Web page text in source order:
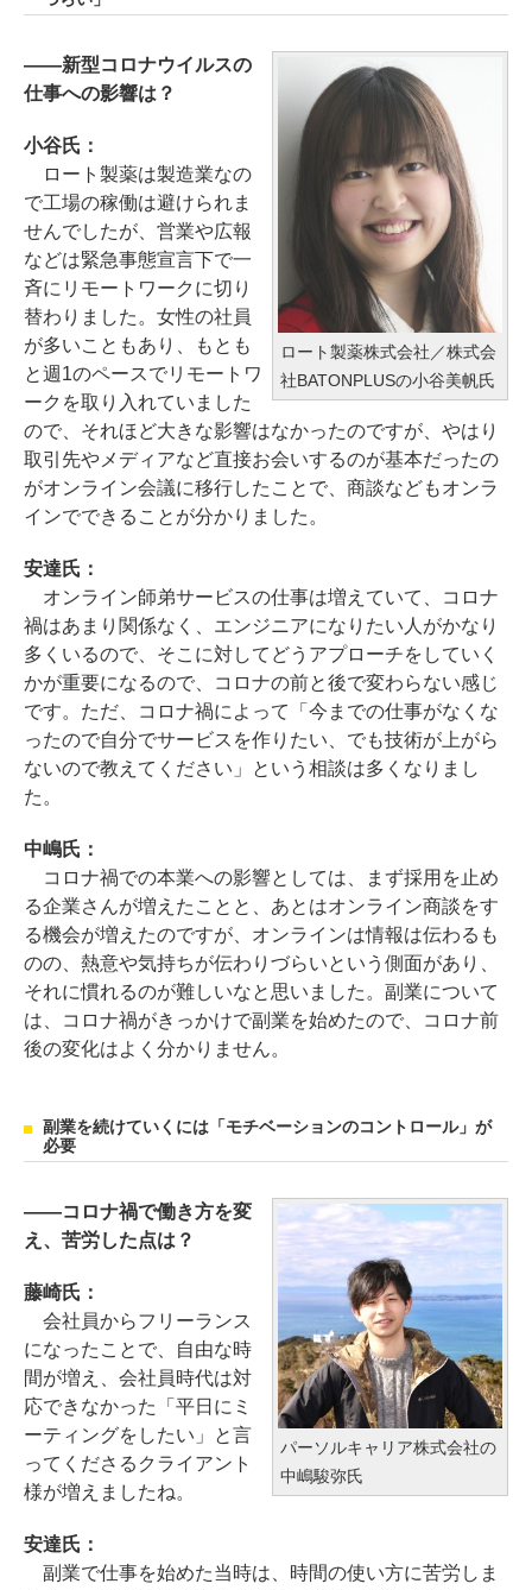
ロート製薬株式会社／株式会
社BATONPLUSの小谷美帆氏
――新型コロナウイルスの
仕事への影響は？
小谷氏：
ロート製薬は製造業なの
で工場の稼働は避けられま
せんでしたが、営業や広報
などは緊急事態宣言下で一
斉にリモートワークに切り
替わりました。女性の社員
が多いこともあり、もとも
と週1のペースでリモートワ
ークを取り入れていました
ので、それほど大きな影響はなかったのですが、やはり
取引先やメディアなど直接お会いするのが基本だったの
がオンライン会議に移行したことで、商談などもオンラ
インでできることが分かりました。
安達氏：
オンライン師弟サービスの仕事は増えていて、コロナ
禍はあまり関係なく、エンジニアになりたい人がかなり
多くいるので、そこに対してどうアプローチをしていく
かが重要になるので、コロナの前と後で変わらない感じ
です。ただ、コロナ禍によって「今までの仕事がなくな
ったので自分でサービスを作りたい、でも技術が上がら
ないので教えてください」という相談は多くなりまし
た。
中嶋氏：
コロナ禍での本業への影響としては、まず採用を止め
る企業さんが増えたことと、あとはオンライン商談をす
る機会が増えたのですが、オンラインは情報は伝わるも
のの、熱意や気持ちが伝わりづらいという側面があり、
それに慣れるのが難しいなと思いました。副業について
は、コロナ禍がきっかけで副業を始めたので、コロナ前
後の変化はよく分かりません。
副業を続けていくには「モチベーションのコントロール」が
必要
パーソルキャリア株式会社の
中嶋駿弥氏
――コロナ禍で働き方を変
え、苦労した点は？
藤崎氏：
会社員からフリーランス
になったことで、自由な時
間が増え、会社員時代は対
応できなかった「平日にミ
ーティングをしたい」と言
ってくださるクライアント
様が増えましたね。
安達氏：
副業で仕事を始めた当時は、時間の使い方に苦労しま